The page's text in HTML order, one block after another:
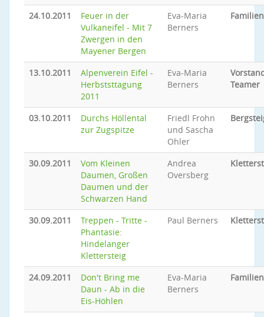
24.10.2011
Feuer in der
Vulkaneifel - Mit 7
Zwergen in den
Mayener Bergen
Eva-Maria
Berners
13.10.2011
Alpenverein Eifel -
Herbststtagung
2011
Eva-Maria
Berners
Teamer
03.10.2011
Durchs Höllental
zur Zugspitze
Friedl Frohn
und Sascha
Ohler
30.09.2011
Vom Kleinen
Daumen, Großen
Daumen und der
Schwarzen Hand
Andrea
Oversberg
30.09.2011
Treppen - Tritte -
Phantasie:
Hindelanger
Klettersteig
Paul Berners
24.09.2011
Don't Bring me
Daun - Ab in die
Eis-Höhlen
Eva-Maria
Berners